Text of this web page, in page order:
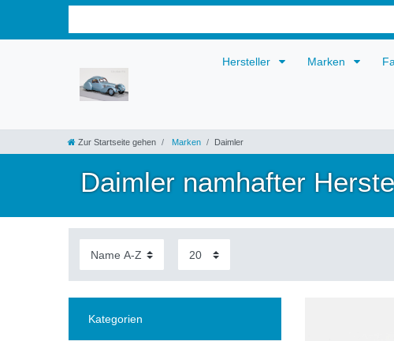
Hersteller Marken
Zur Startseite gehen Marken Daimler
Daimler namhafter
Kategorien